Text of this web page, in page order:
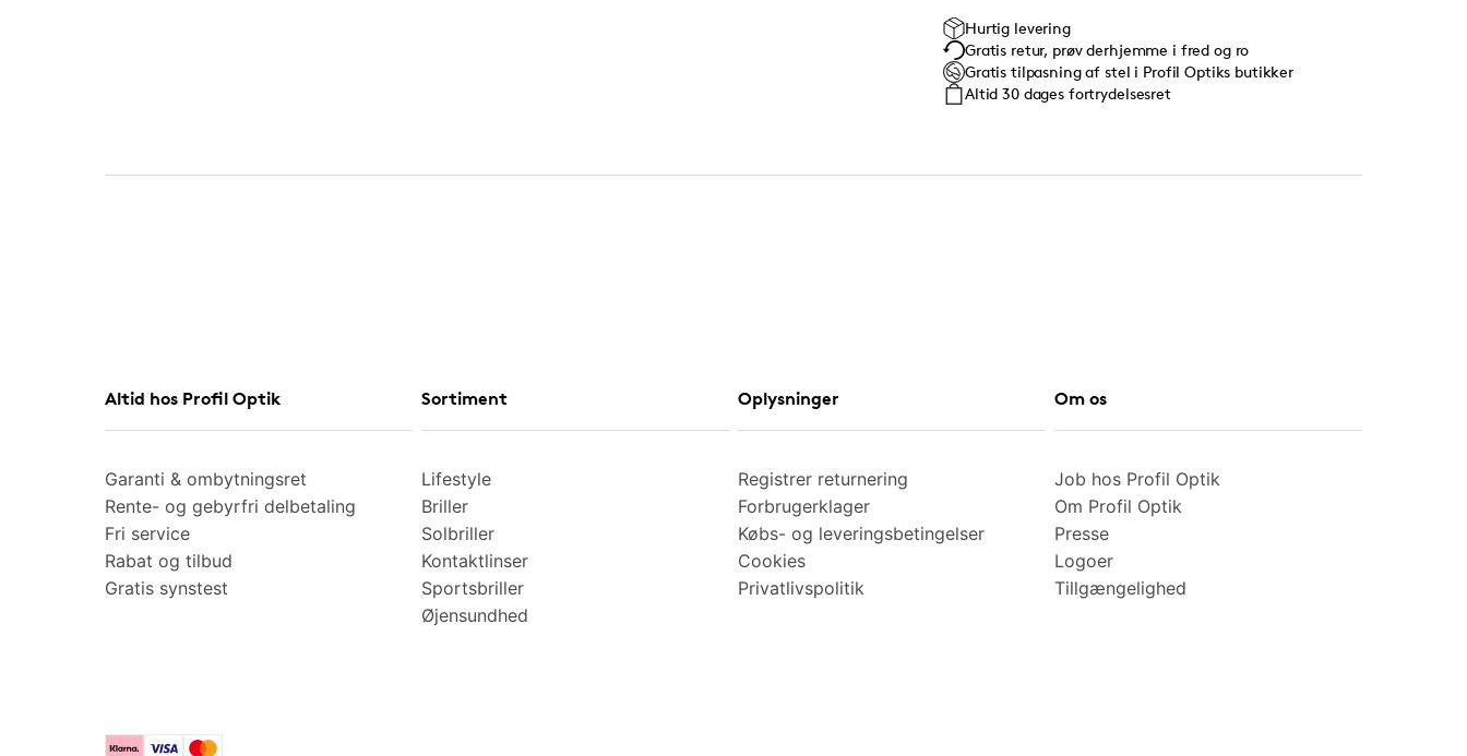
Hurtig levering
Gratis retur, prøv derhjemme i fred og ro
Gratis tilpasning af stel i Profil Optiks butikker
Altid 30 dages fortrydelsesret
Altid hos Profil Optik
Garanti & ombytningsret
Rente- og gebyrfri delbetaling
Fri service
Rabat og tilbud
Gratis synstest
Sortiment
Lifestyle
Briller
Solbriller
Kontaktlinser
Sportsbriller
Øjensundhed
Oplysninger
Registrer returnering
Forbrugerklager
Købs- og leveringsbetingelser
Cookies
Privatlivspolitik
Om os
Job hos Profil Optik
Om Profil Optik
Presse
Logoer
Tillgængelighed
KlarnaVisa Mastercard